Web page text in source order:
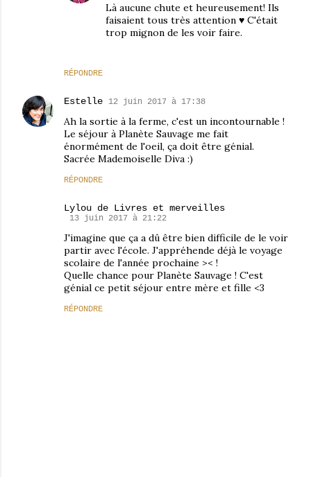
RÉPONDRE
Là aucune chute et heureusement! Ils
faisaient tous très attention ♥ C'était
trop mignon de les voir faire.
Estelle 12 juin 2017 à 17:38
Ah la sortie à la ferme, c'est un incontournable !
Le séjour à Planète Sauvage me fait
énormément de l'oeil, ça doit être génial.
Sacrée Mademoiselle Diva :)
RÉPONDRE
Lylou de Livres et merveilles
13 juin 2017 à 21:22
J'imagine que ça a dû être bien difficile de le voir
partir avec l'école. J'appréhende déjà le voyage
scolaire de l'année prochaine >< !
Quelle chance pour Planète Sauvage ! C'est
génial ce petit séjour entre mère et fille <3
RÉPONDRE